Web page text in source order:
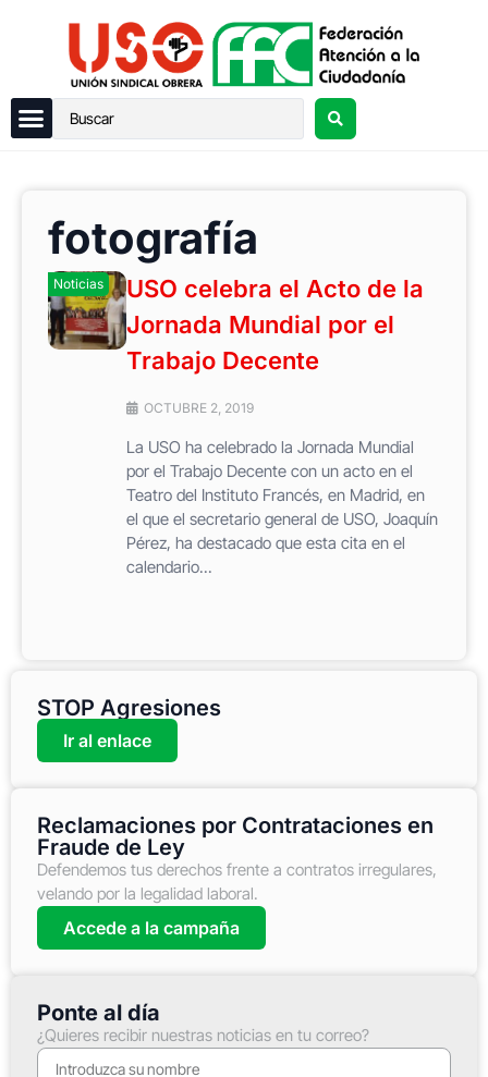
fotografía
Noticias
USO celebra el Acto de la
Jornada Mundial por el
Trabajo Decente
OCTUBRE 2, 2019
La USO ha celebrado la Jornada Mundial
por el Trabajo Decente con un acto en el
Teatro del Instituto Francés, en Madrid, en
el que el secretario general de USO, Joaquín
Pérez, ha destacado que esta cita en el
calendario...
STOP Agresiones
Ir al enlace
Reclamaciones por Contrataciones en
Fraude de Ley
Defendemos tus derechos frente a contratos irregulares,
velando por la legalidad laboral.
Accede a la campaña
Ponte al día
¿Quieres recibir nuestras noticias en tu correo?